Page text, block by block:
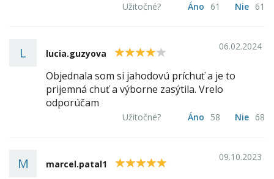
Užitočné? Áno 61 Nie 61
L lucia.guzyova 4
06.02.2024
Objednala som si jahodovú príchuť a je to
prijemná chuť a výborne zasýtila. Vrelo
odporúčam
Užitočné? Áno 58 Nie 68
M marcel.patal1 5
09.10.2023